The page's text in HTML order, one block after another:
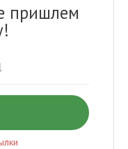
пришлем